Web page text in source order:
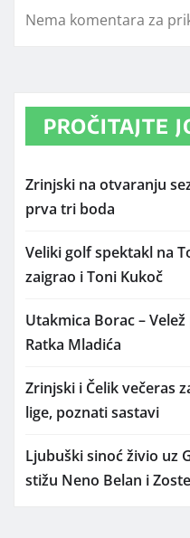
Nema komentara za
PROČITAJTE
Zrinjski na otvaranju
prva tri boda
Veliki golf spektakl na
zaigrao i Toni Kukoč
Utakmica Borac –
Ratka Mladića
Zrinjski i Čelik večeras
lige, poznati sastavi
Ljubuški sinoć živio uz
stižu Neno Belan i